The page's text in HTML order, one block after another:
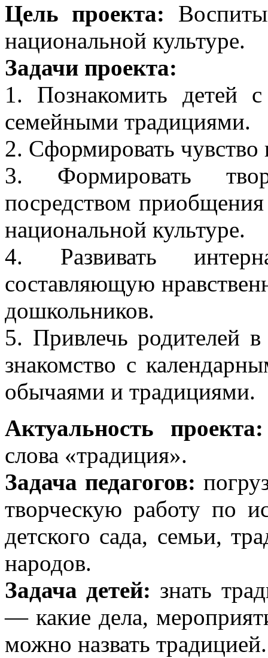
Цель проекта:
национальной культуре.
Задачи проекта:
1. Познакомить детей
семейными традициями.
2. Сформировать чувство
3. Формировать
посредством
национальной культуре.
4. Развивать
составляющую
дошкольников.
5. Привлечь родителей в
знакомство с
обычаями и традициями.
Актуальность проекта:
слова «традиция».
Задача педагогов:
творческую работу по
детского сада, семьи,
народов.
Задача детей: знать
— какие дела,
можно назвать традицией.